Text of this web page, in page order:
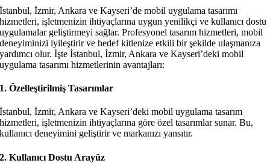
İstanbul, İzmir, Ankara ve Kayseri’de mobil uygulama tasarımı
hizmetleri, işletmenizin ihtiyaçlarına uygun yenilikçi ve kullanıcı dostu
uygulamalar geliştirmeyi sağlar. Profesyonel tasarım hizmetleri, mobil
deneyiminizi iyileştirir ve hedef kitlenize etkili bir şekilde ulaşmanıza
yardımcı olur. İşte İstanbul, İzmir, Ankara ve Kayseri’deki mobil
uygulama tasarımı hizmetlerinin avantajları:
1.Özelleştirilmiş Tasarımlar
İstanbul, İzmir, Ankara ve Kayseri’deki mobil uygulama tasarım
hizmetleri, işletmenizin ihtiyaçlarına göre özel tasarımlar sunar. Bu,
kullanıcı deneyimini geliştirir ve markanızı yansıtır.
2.Kullanıcı Dostu Arayüz